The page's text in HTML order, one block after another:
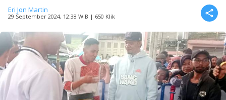
Eri Jon Martin
29 September 2024, 12:38 WIB | 650 Klik